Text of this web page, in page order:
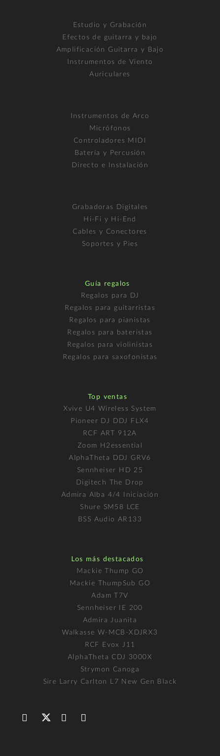
Estudio y Grabación
Efectos de guitarra y bajo
Amplificación Guitarra y Bajo
Instrumentos de Viento
Auriculares
Instrumentos de Arco
Micrófonos
Controladores MIDI
Batería y Percusión
Directo e Instalación
Grabadoras Digitales
Hi-Fi y Hi-End
Cables y Conectores
Soportes y Pies
Guía regalos
Regalos para DJ
Regalos para guitarristas
Regalos para pianistas
Regalos para bateristas
Regalos para violinistas
Regalos para saxofonistas
Top ventas
Xvive U4 Wireless System
Pioneer DJ DDJ FLX4
RCF ART 912A
Zoom H2essential
AlphaTheta DDJ GRV6
Sennheiser HD 25
Digitech The Drop
Admira Alba 4/4 Iniciación
Shure SM58 LCE
BSS Audio AR133
Los más destacados
Mackie Thump GO
Mackie ThumpSub GO
Adam T7V
Sennheiser IE 200
Admira Juanita
Walkasse W-MCB-XDJRX3
RCF Evox J11
AlphaTheta CDJ 3000X
Strymon Canoga
Sire Larry Carlton L7 New Gen Black